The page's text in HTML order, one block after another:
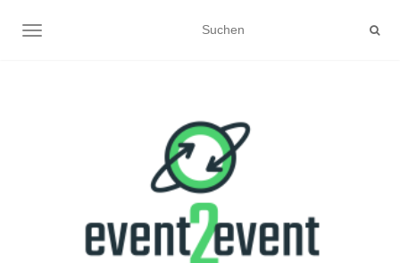
NAVIGATION UMSCHALTEN